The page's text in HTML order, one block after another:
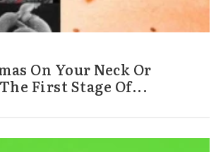
On Your Neck Or
First Stage Of...